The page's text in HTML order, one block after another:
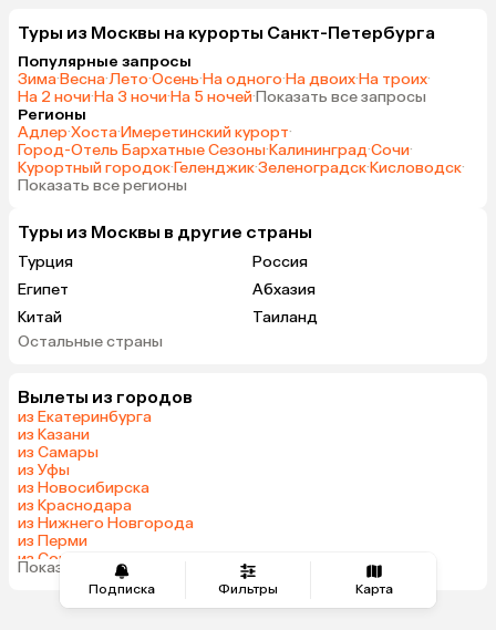
Подписка Фильтры Карта
Кроме того, в холле всегда можно
чаи на выбор, круассаны, овсяное
печенье, сахар. В общем, на мой
взгляд — питание качественное,
разнообразное и очень вкусное! Я
прилетала в Санкт-Петербург на
свой день рождения — от отеля
шампанского брют с прекрасными
пожеланиями! Было неожиданно
приятно! Благодарю весь
коллектив бутик-отеля «Золотой
и заботу! С удовольствием
процветания вам!
Туры из Москвы на курорты Санкт-Петербурга
Популярные запросы
Зима·Весна·Лето·Осень·На одного·На двоих·На троих·
На 2 ночи·На 3 ночи·На 5 ночей·Показать все запросы
Регионы
Адлер·Хоста·Имеретинский курорт·
Город-Отель Бархатные Сезоны·Калининград·Сочи·
Курортный городок·Геленджик·Зеленоградск·Кисловодск·
Показать все регионы
Туры из Москвы в другие страны
Турция
Россия
Египет
Абхазия
Китай
Таиланд
Вьетнам
Грузия
Индонезия
Беларусь
Казахстан
Узбекистан
Маврикий
Индия
Япония
Кипр
Остальные страны
Вылеты из городов
из Екатеринбурга
из Казани
из Самары
из Уфы
из Новосибирска
из Краснодара
из Нижнего Новгорода
из Перми
из Сочи
из Челябинска
Показать все города